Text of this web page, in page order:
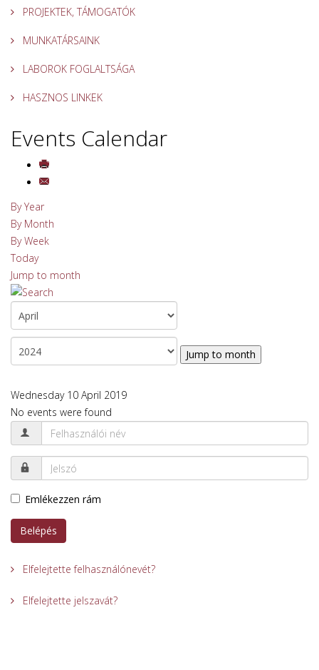
PROJEKTEK, TÁMOGATÓK
MUNKATÁRSAINK
LABOROK FOGLALTSÁGA
HASZNOS LINKEK
Events Calendar
By Year
By Month
By Week
Today
Jump to month
Jump to month
Wednesday 10 April 2019
No events were found
Emlékezzen rám
Belépés
Elfelejtette felhasználónevét?
Elfelejtette jelszavát?